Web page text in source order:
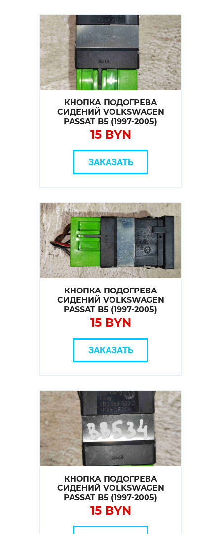
КНОПКА ПОДОГРЕВА
СИДЕНИЙ VOLKSWAGEN
PASSAT B5 (1997-2005)
15 BYN
ЗАКАЗАТЬ
КНОПКА ПОДОГРЕВА
СИДЕНИЙ VOLKSWAGEN
PASSAT B5 (1997-2005)
15 BYN
ЗАКАЗАТЬ
КНОПКА ПОДОГРЕВА
СИДЕНИЙ VOLKSWAGEN
PASSAT B5 (1997-2005)
15 BYN